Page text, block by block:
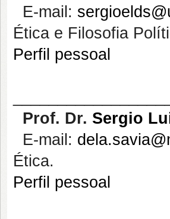
E-mail:
Ética e Filosofia
Perfil pessoal
Prof. Dr. Sergio
E-mail:
Ética.
Perfil pessoal